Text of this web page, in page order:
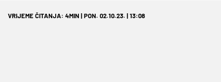
VRIJEME ČITANJA: 4MIN | PON. 02.10.23. | 13:08